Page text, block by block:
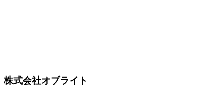
Godot
業務システム
株式会社オブライト